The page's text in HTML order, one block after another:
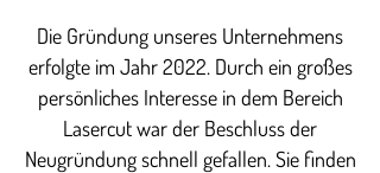
Die Gründung unseres Unternehmens
erfolgte im Jahr 2022. Durch ein großes
persönliches Interesse in dem Bereich
Lasercut war der Beschluss der
Neugründung schnell gefallen. Sie finden